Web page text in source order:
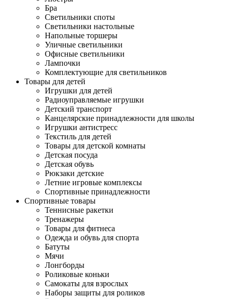
Бра
Светильники споты
Светильники настольные
Напольные торшеры
Уличные светильники
Офисные светильники
Лампочки
Комплектующие для светильников
Товары для детей
Игрушки для детей
Радиоуправляемые игрушки
Детский транспорт
Канцелярские принадлежности для школы
Игрушки антистресс
Текстиль для детей
Товары для детской комнаты
Детская посуда
Детская обувь
Рюкзаки детские
Летние игровые комплексы
Спортивные принадлежности
Спортивные товары
Теннисные ракетки
Тренажеры
Товары для фитнеса
Одежда и обувь для спорта
Батуты
Мячи
Лонгборды
Роликовые коньки
Самокаты для взрослых
Наборы защиты для роликов